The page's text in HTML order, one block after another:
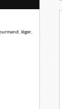
léger,